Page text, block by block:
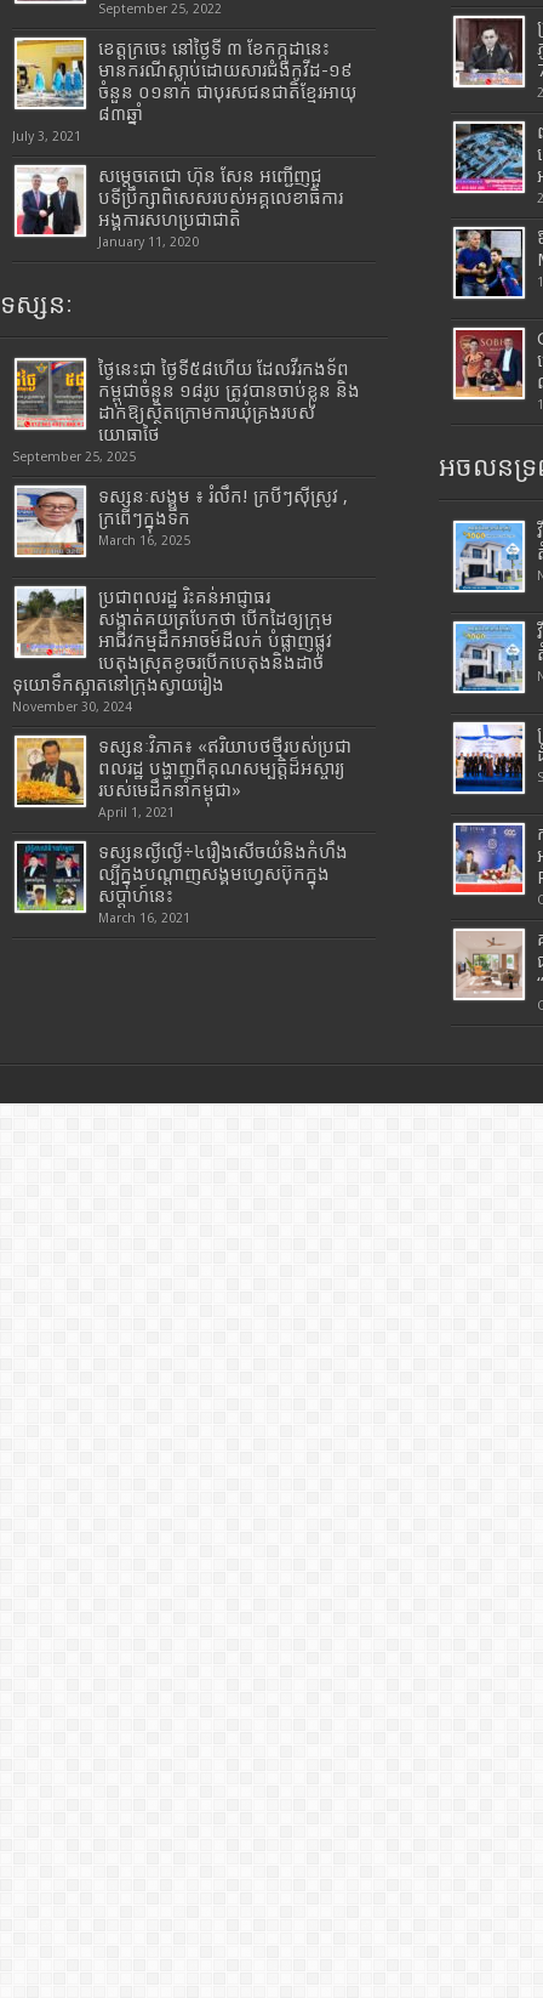
September 25, 2022
ខេត្តក្រចេះ នៅថ្ងៃទី ៣ ខែកក្កដានេះ
មានករណីស្លាប់ដោយសារជំងឺកូវីដ-១៩
ចំនួន ០១នាក់ ជាបុរសជនជាតិខ្មែរអាយុ
៨៣ឆ្នាំ
July 3, 2021
សម្តេចតេជោ ហ៊ុន សែន អញ្ជើញជួ
បទីប្រឹក្សាពិសេសរបស់អគ្គលេខាធិការ
អង្គការសហប្រជាជាតិ
January 11, 2020
ទស្សនៈ
ថ្ងៃនេះជា ថ្ងៃទី៥៨ហើយ ដែលវីរកងទ័ព
កម្ពុជាចំនួន ១៨រូប ត្រូវបានចាប់ខ្លួន និង
ដាក់ឱ្យស្ថិតក្រោមការឃុំគ្រងរបស់
យោធាថៃ
September 25, 2025
ទស្សនៈសង្គម ៖ រំលឹក! ក្របីៗស៊ីស្រូវ ,
ក្រពើៗក្នុងទឹក
March 16, 2025
ប្រជាពលរដ្ឋ រិះគន់អាជ្ញាធរ
សង្កាត់គយត្របែកថា បើកដៃឲ្យក្រុម
អាជីវកម្មដឹកអាចម៍ដីលក់ បំផ្លាញផ្លូវ
បេតុងស្រុតខូចរបើកបេតុងនិងដាច់
ទុយោទឹកស្អាតនៅក្រុងស្វាយរៀង
November 30, 2024
ទស្សនៈវិភាគ៖ «ឥរិយាបថថ្មីរបស់ប្រជា
ពលរដ្ឋ បង្ហាញពីគុណសម្បត្តិដ៏អស្ចារ្យ
របស់មេដឹកនាំកម្ពុជា»
April 1, 2021
ទស្សនល្ងីល្ងើ÷៤រឿងសើចយំនិងកំហឹង
ល្បីក្នុងបណ្តាញសង្គមហ្វេសប៊ុកក្នុង
សប្តាហ៍នេះ
March 16, 2021
អចលនទ្រ